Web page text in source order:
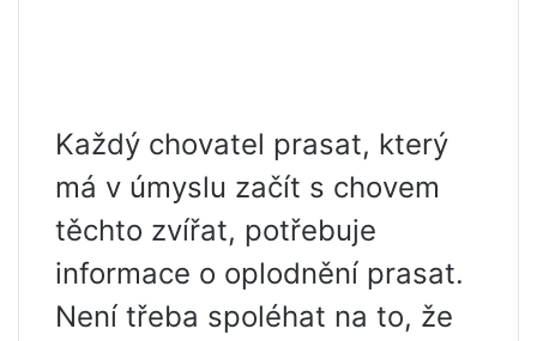
Každý chovatel prasat, který
má v úmyslu začít s chovem
těchto zvířat, potřebuje
informace o oplodnění prasat.
Není třeba spoléhat na to, že